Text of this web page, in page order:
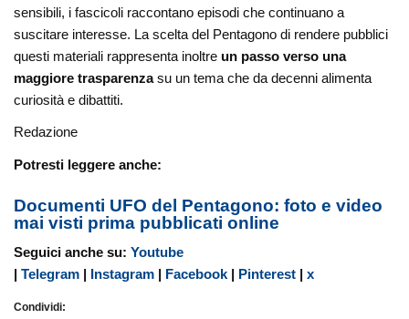
sensibili, i fascicoli raccontano episodi che continuano a
suscitare interesse. La scelta del Pentagono di rendere pubblici
questi materiali rappresenta inoltre un passo verso una
maggiore trasparenzasu un tema che da decenni alimenta
curiosità e dibattiti.
Redazione
Potresti leggere anche:
Documenti UFO del Pentagono: foto e video
mai visti prima pubblicati online
Seguici anche su:Youtube
|Telegram | Instagram | Facebook | Pinterest |x
Condividi: